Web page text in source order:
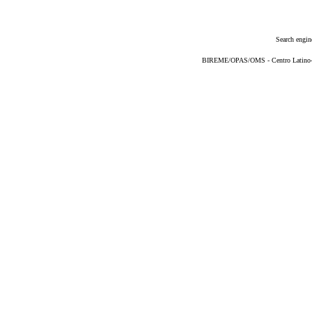
Search
BIREME/OPAS/OMS - Centro Latino-